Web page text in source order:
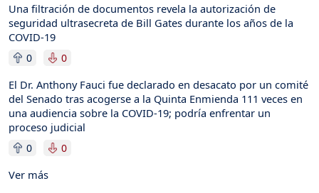
Una filtración de documentos revela la autorización de
seguridad ultrasecreta de Bill Gates durante los años de la
COVID-19
0 0
El Dr. Anthony Fauci fue declarado en desacato por un comité
del Senado tras acogerse a la Quinta Enmienda 111 veces en
una audiencia sobre la COVID-19; podría enfrentar un
proceso judicial
0 0
Ver más